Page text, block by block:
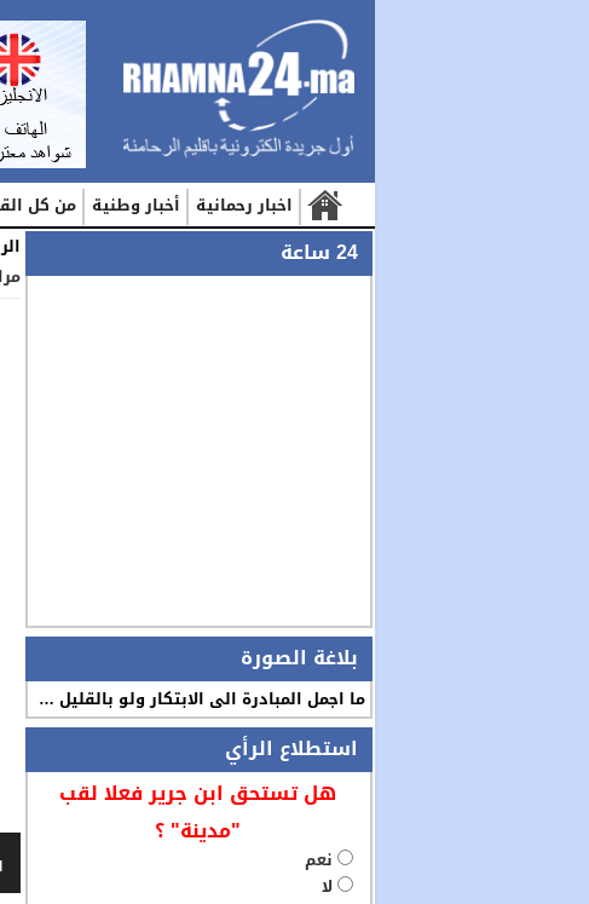
اخبار رحمانية أخبار وطنية من كل
24 ساعة
بلاغة الصورة
ما اجمل المبادرة الى الابتكار ولو بالقليل …
استطلاع الرأي
هل تستحق ابن جرير فعلا لقب
"مدينة" ؟
نعم
لا